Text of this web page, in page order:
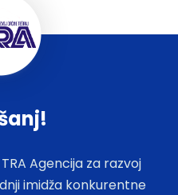
Agencija za razvoj
imidža konkurentne